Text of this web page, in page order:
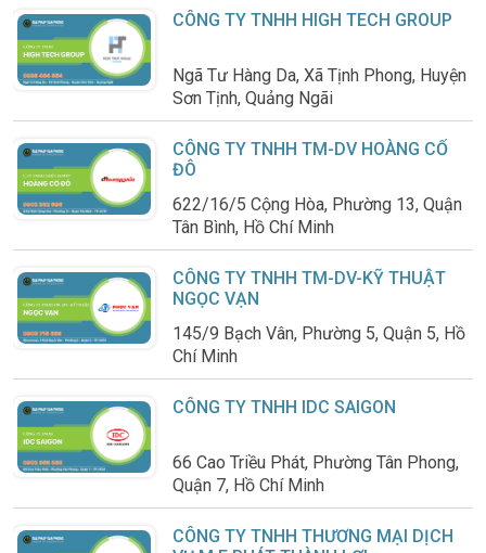
CÔNG TY TNHH HIGH TECH GROUP
Ngã Tư Hàng Da, Xã Tịnh Phong, Huyện
Sơn Tịnh, Quảng Ngãi
CÔNG TY TNHH TM-DV HOÀNG CỐ
ĐÔ
622/16/5 Cộng Hòa, Phường 13, Quận
Tân Bình, Hồ Chí Minh
CÔNG TY TNHH TM-DV-KỸ THUẬT
NGỌC VẠN
145/9 Bạch Vân, Phường 5, Quận 5, Hồ
Chí Minh
CÔNG TY TNHH IDC SAIGON
66 Cao Triều Phát, Phường Tân Phong,
Quận 7, Hồ Chí Minh
CÔNG TY TNHH THƯƠNG MẠI DỊCH